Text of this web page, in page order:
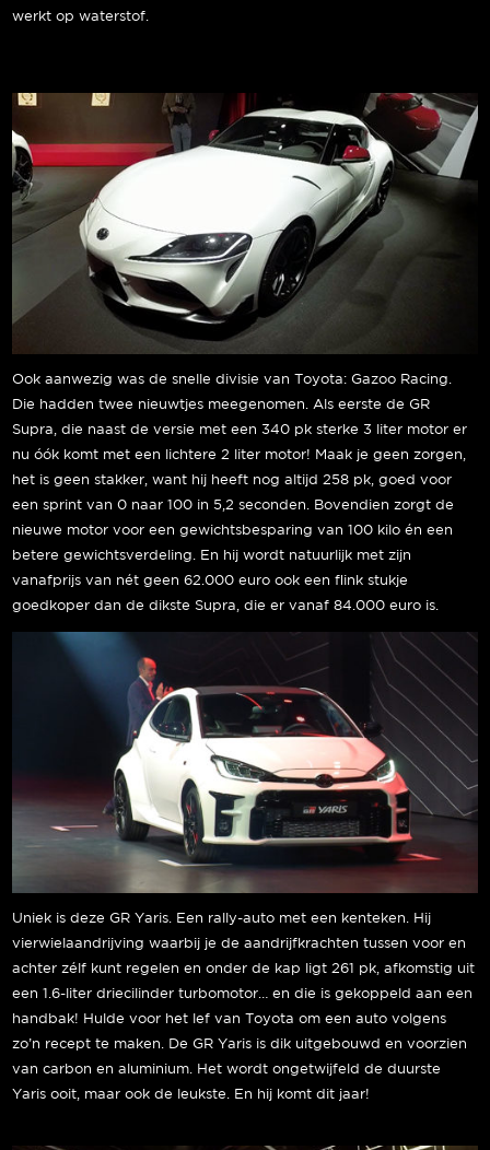
werkt op waterstof.
Ook aanwezig was de snelle divisie van Toyota: Gazoo Racing.
Die hadden twee nieuwtjes meegenomen. Als eerste de GR
Supra, die naast de versie met een 340 pk sterke 3 liter motor er
nu óók komt met een lichtere 2 liter motor! Maak je geen zorgen,
het is geen stakker, want hij heeft nog altijd 258 pk, goed voor
een sprint van 0 naar 100 in 5,2 seconden. Bovendien zorgt de
nieuwe motor voor een gewichtsbesparing van 100 kilo én een
betere gewichtsverdeling. En hij wordt natuurlijk met zijn
vanafprijs van nét geen 62.000 euro ook een flink stukje
goedkoper dan de dikste Supra, die er vanaf 84.000 euro is.
Uniek is deze GR Yaris. Een rally-auto met een kenteken. Hij
vierwielaandrijving waarbij je de aandrijfkrachten tussen voor en
achter zélf kunt regelen en onder de kap ligt 261 pk, afkomstig uit
een 1.6-liter driecilinder turbomotor… en die is gekoppeld aan een
handbak! Hulde voor het lef van Toyota om een auto volgens
zo’n recept te maken. De GR Yaris is dik uitgebouwd en voorzien
van carbon en aluminium. Het wordt ongetwijfeld de duurste
Yaris ooit, maar ook de leukste. En hij komt dit jaar!